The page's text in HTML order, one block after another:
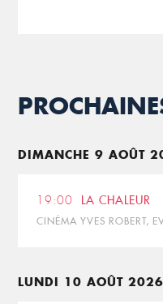
DIMANCHE 9 AOÛT
19:00 LA CHALEUR
CINÉMA YVES ROBERT,
LUNDI 10 AOÛT 2026